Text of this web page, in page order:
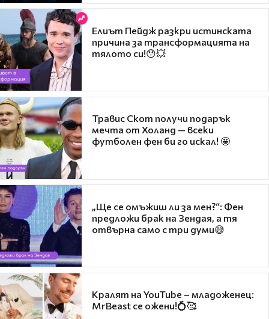
Елиът Пейдж разкри истинската
причина за трансформацията на
тялото си!😯💥
Травис Скот получи подарък
мечта от Холанд — всеки
футболен фен би го искал! 🤩
„Ще се омъжиш ли за мен?“: Фен
предложи брак на Зендая, а тя
отвърна само с три думи😅
Кралят на YouTube – младоженец:
MrBeast се ожени!💍🥰